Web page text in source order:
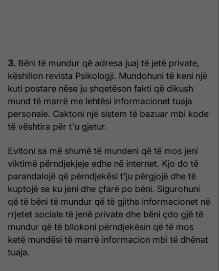
3. Bëni të mundur që adresa juaj të jetë private,
këshillon revista Psikologji. Mundohuni të keni një
kuti postare nëse ju shqetëson fakti që dikush
mund të marrë me lehtësi informacionet tuaja
personale. Caktoni një sistem të bazuar mbi kode
të vështira për t'u gjetur.
Evitoni sa më shumë të mundeni që të mos jeni
viktimë përndjekjeje edhe në internet. Kjo do të
parandalojë që përndjekësi t'ju përgjojë dhe të
kuptojë se ku jeni dhe çfarë po bëni. Sigurohuni
që të bëni të mundur që të gjitha informacionet në
rrjetet sociale të jenë private dhe bëni çdo gjë të
mundur që të bllokoni përndjekësin që të mos
ketë mundësi të marrë informacion mbi të dhënat
tuaja.